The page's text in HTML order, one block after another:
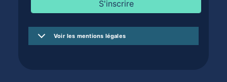
Voir les mentions légales